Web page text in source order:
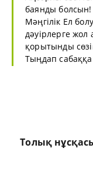
баянды болсын!
Мәңгілік Ел
дәуірлерге
қорытынды
Тыңдап
Толық